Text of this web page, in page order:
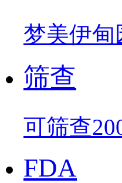
梦美伊甸
筛查
可筛查
FDA